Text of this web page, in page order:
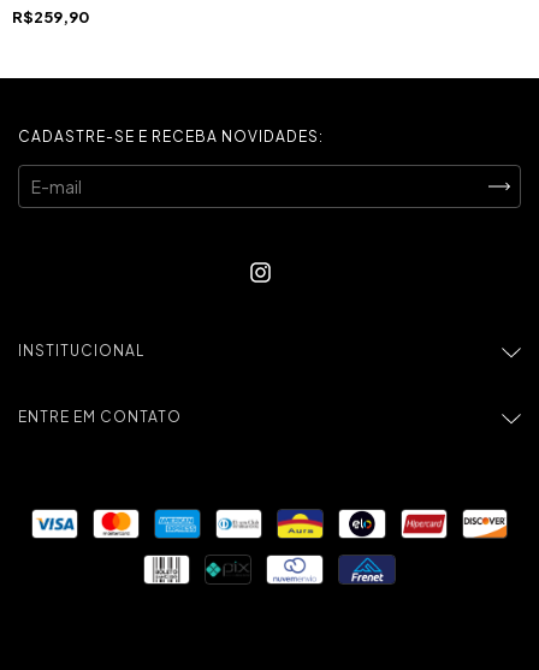
R$259,90
CADASTRE-SE E RECEBA NOVIDADES:
INSTITUCIONAL
ENTRE EM CONTATO